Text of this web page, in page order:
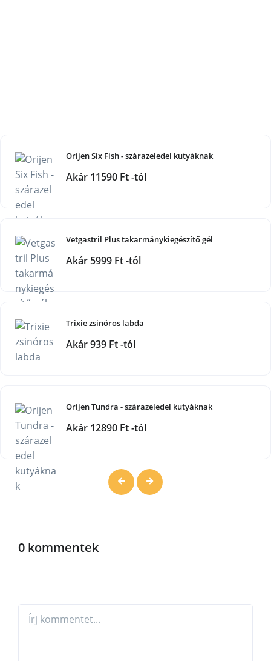
Orijen Six Fish - szárazeledel kutyáknak
Akár 11590 Ft -tól
Vetgastril Plus takarmánykiegészítő gél
Akár 5999 Ft -tól
Trixie zsinóros labda
Akár 939 Ft -tól
Orijen Tundra - szárazeledel kutyáknak
Akár 12890 Ft -tól
0 kommentek